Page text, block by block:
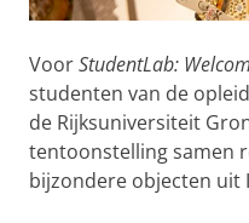
VoorStudentLab:
studenten van de
de Rijksuniversiteit
tentoonstelling samen
bijzondere objecten uit